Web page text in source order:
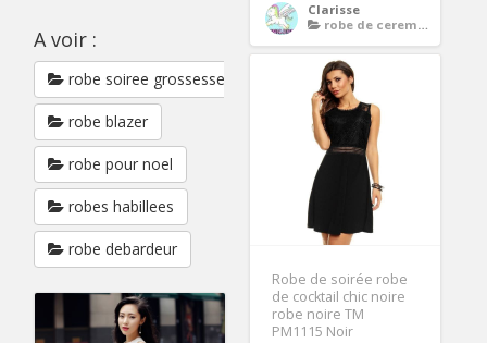
Clarisse
robe de ceremonie noire
A voir :
robe soiree grossesse
robe blazer
robe pour noel
robes habillees
robe debardeur
Robe de soirée robe
de cocktail chic noire
robe noire TM
PM1115 Noir